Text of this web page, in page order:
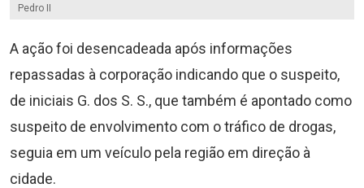
Pedro II
A ação foi desencadeada após informações
repassadas à corporação indicando que o suspeito,
de iniciais G. dos S. S., que também é apontado como
suspeito de envolvimento com o tráfico de drogas,
seguia em um veículo pela região em direção à
cidade.